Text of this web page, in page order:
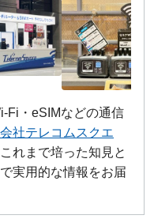
Fi・eSIMなどの通信
社テレコムスクエ
れまで培った知見と
実用的な情報をお届